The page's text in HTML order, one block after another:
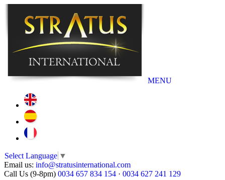
MENU
Select Language ▼
Email us: info@stratusinternational.com
Call Us (9-8pm) 0034 657 834 154 · 0034 627 241 129